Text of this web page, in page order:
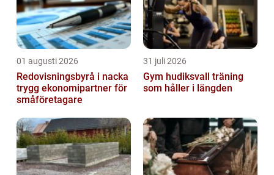
01 augusti 2026
Redovisningsbyrå i nacka
trygg ekonomipartner för
småföretagare
31 juli 2026
Gym hudiksvall träning
som håller i längden